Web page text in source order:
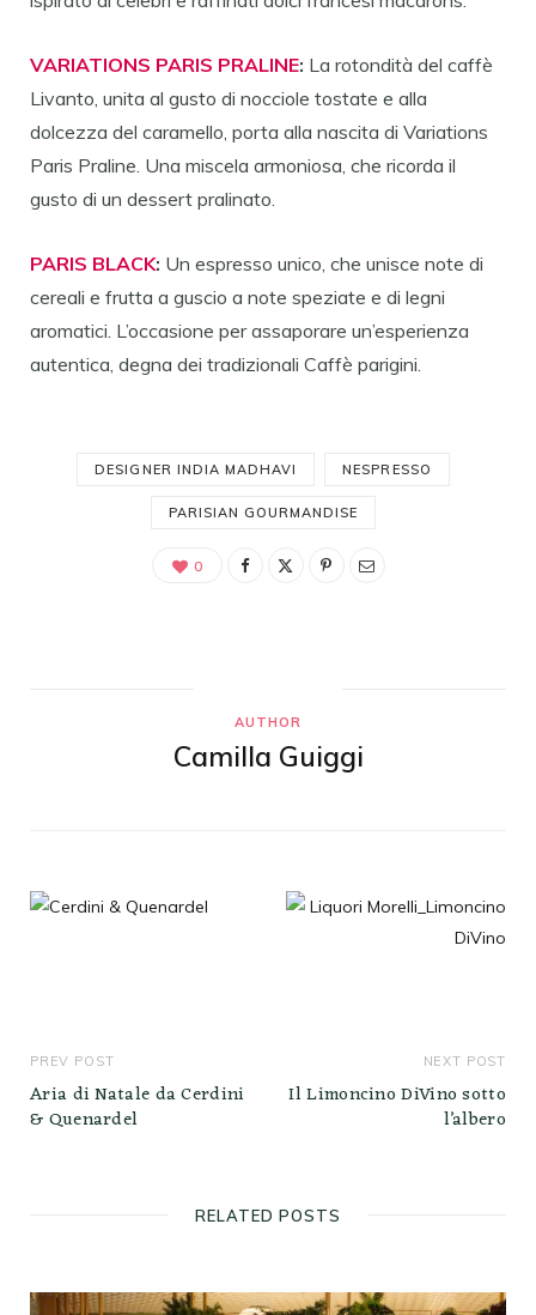
VARIATIONS PARIS PRALINE: La rotondità del caffè
Livanto, unita al gusto di nocciole tostate e alla
dolcezza del caramello, porta alla nascita di Variations
Paris Praline. Una miscela armoniosa, che ricorda il
gusto di un dessert pralinato.
PARIS BLACK: Un espresso unico, che unisce note di
cereali e frutta a guscio a note speziate e di legni
aromatici. L’occasione per assaporare un’esperienza
autentica, degna dei tradizionali Caffè parigini.
DESIGNER INDIA MADHAVI NESPRESSO
PARISIAN GOURMANDISE
0
AUTHOR
Camilla Guiggi
PREV POST
Aria di Natale da Cerdini
& Quenardel
NEXT POST
Il Limoncino DiVino sotto
l’albero
RELATED POSTS